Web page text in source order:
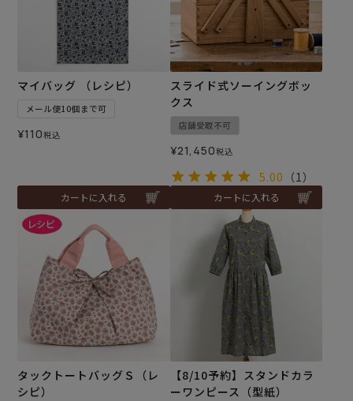
マイバッグ （レシピ）
メール便10個まで可
¥110税込
カートに入れる
スライド式ソーイングボッ
クス
店舗受取不可
¥21,450税込
5.00 （1）
カートに入れる
タックトートバッグＳ（レ
シピ）
【8/10予約】スタンドカラ
ーワンピース（型紙）